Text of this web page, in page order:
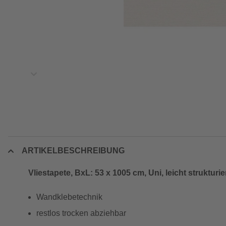
ARTIKELBESCHREIBUNG
Vliestapete, BxL: 53 x 1005 cm, Uni, leicht
Wandklebetechnik
restlos trocken abziehbar